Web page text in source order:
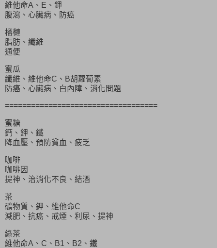
維他命A、E、鉀
腹瀉、心臟病、防癌
榴槤
脂肪、纖維
通便
蜜瓜
纖維、維他命C、B胡蘿蔔素
防癌、心臟病、白內障、消化問題
===================================
蜜糖
鈣、鉀、鐵
降血壓、預防貧血、疲乏
咖啡
咖啡因
提神、治消化不良、結酒
茶
礦物質、鉀、維他命C
減肥、抗癌、戒煙、利尿、提神
綠茶
維他命A、C、B1、B2、鐵